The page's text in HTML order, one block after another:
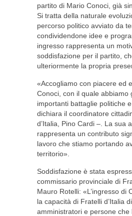
partito di Mario Conoci, già
Si tratta della naturale
percorso politico avviato da
condividendone idee e
ingresso rappresenta un
soddisfazione per il partito,
ulteriormente la propria
«Accogliamo con piacere ed
Conoci, con il quale abbiamo
importanti battaglie politiche
dichiara il coordinatore
d’Italia, Pino Cardi –. La sua
rappresenta un contributo
lavoro che stiamo portando
territorio».
Soddisfazione è stata
commissario provinciale di
Mauro Rotelli: «L’ingresso di
la capacità di Fratelli d’Italia
amministratori e persone